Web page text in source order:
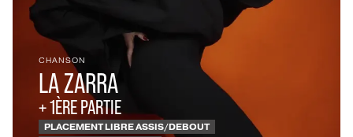
CHANSON
LA ZARRA
+ 1ÈRE PARTIE
PLACEMENT LIBRE ASSIS/DEBOUT